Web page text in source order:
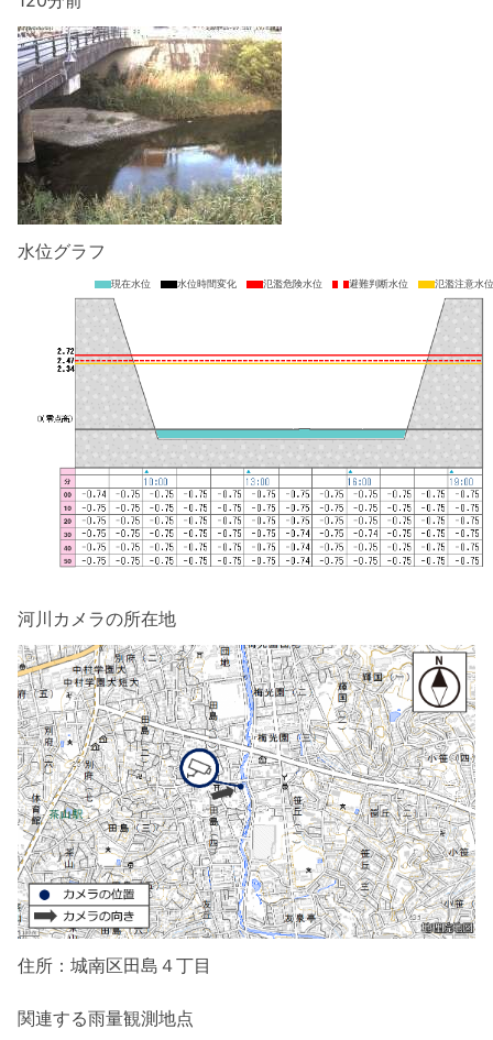
水位グラフ
現在水位 水位時間変化 氾濫危険水位 避難判断水位 氾濫注意水位
河川カメラの所在地
住所：城南区田島４丁目
関連する雨量観測地点